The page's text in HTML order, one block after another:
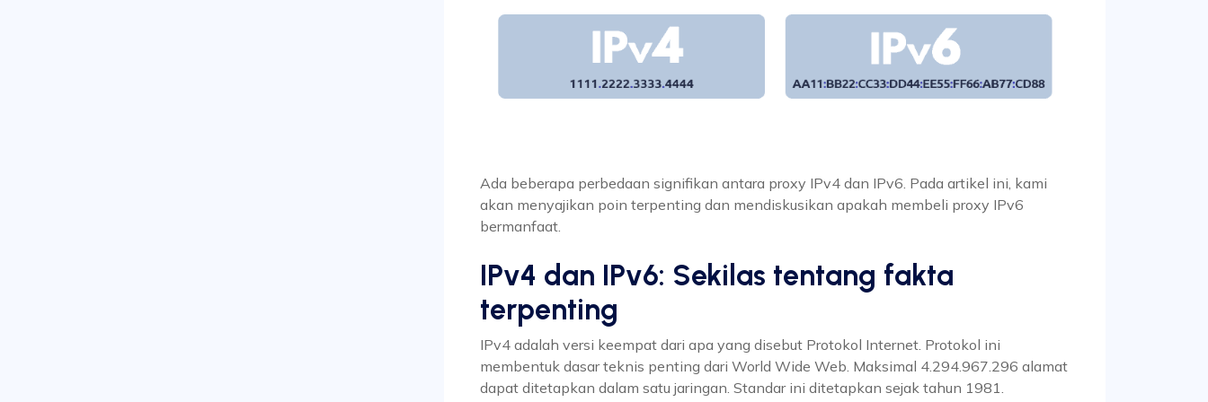
Ada beberapa perbedaan signifikan antara proxy IPv4 dan IPv6. Pada artikel ini, kami
akan menyajikan poin terpenting dan mendiskusikan apakah membeli proxy IPv6
bermanfaat.
IPv4 dan IPv6: Sekilas tentang fakta
terpenting
IPv4 adalah versi keempat dari apa yang disebut Protokol Internet. Protokol ini
membentuk dasar teknis penting dari World Wide Web. Maksimal 4.294.967.296 alamat
dapat ditetapkan dalam satu jaringan. Standar ini ditetapkan sejak tahun 1981.